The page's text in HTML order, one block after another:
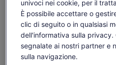
bar con licenza
caffè a stantuffo, tè e
viste incredibili e
bellissimo paesaggio
Tweed
univoci nei cookie, per il
È possibile accettare o
clic di seguito o in qualsiasi
dell'informativa sulla
segnalate ai nostri partner e
sulla navigazione.